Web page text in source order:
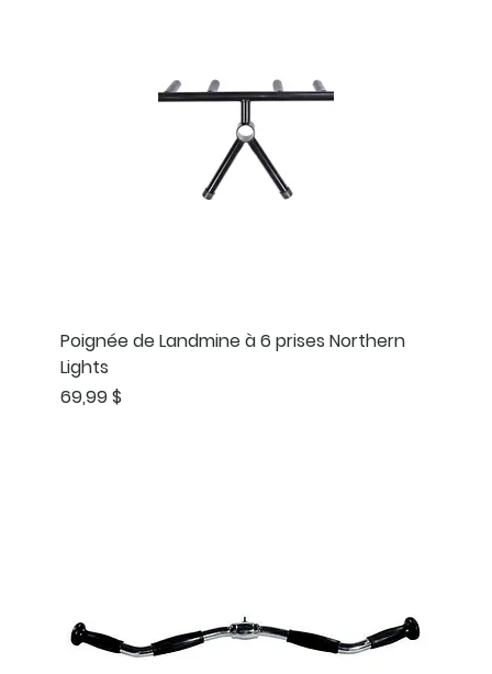
Poignée de Landmine à 6 prises Northern
Lights
Prix
69,99 $